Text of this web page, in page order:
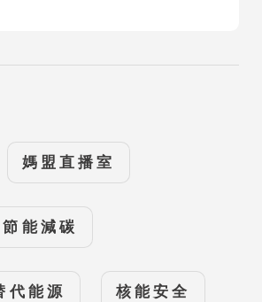
媽盟直播室
節能減碳
代能源 核能安全